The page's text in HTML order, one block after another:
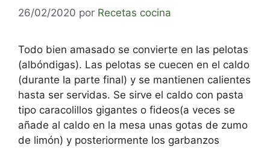
26/02/2020 por Recetas cocina
Todo bien amasado se convierte en las pelotas
(albóndigas). Las pelotas se cuecen en el caldo
(durante la parte final) y se mantienen calientes
hasta ser servidas. Se sirve el caldo con pasta
tipo caracolillos gigantes o fideos(a veces se
añade al caldo en la mesa unas gotas de zumo
de limón) y posteriormente los garbanzos